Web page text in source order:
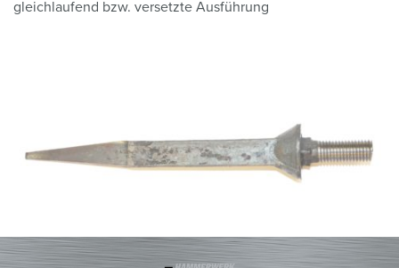
gleichlaufend bzw. versetzte Ausführung